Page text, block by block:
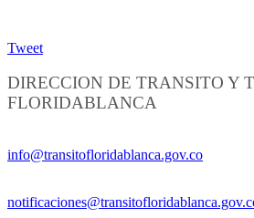
Tweet
DIRECCION DE TRANSITO Y
FLORIDABLANCA
info@transitofloridablanca.gov.co